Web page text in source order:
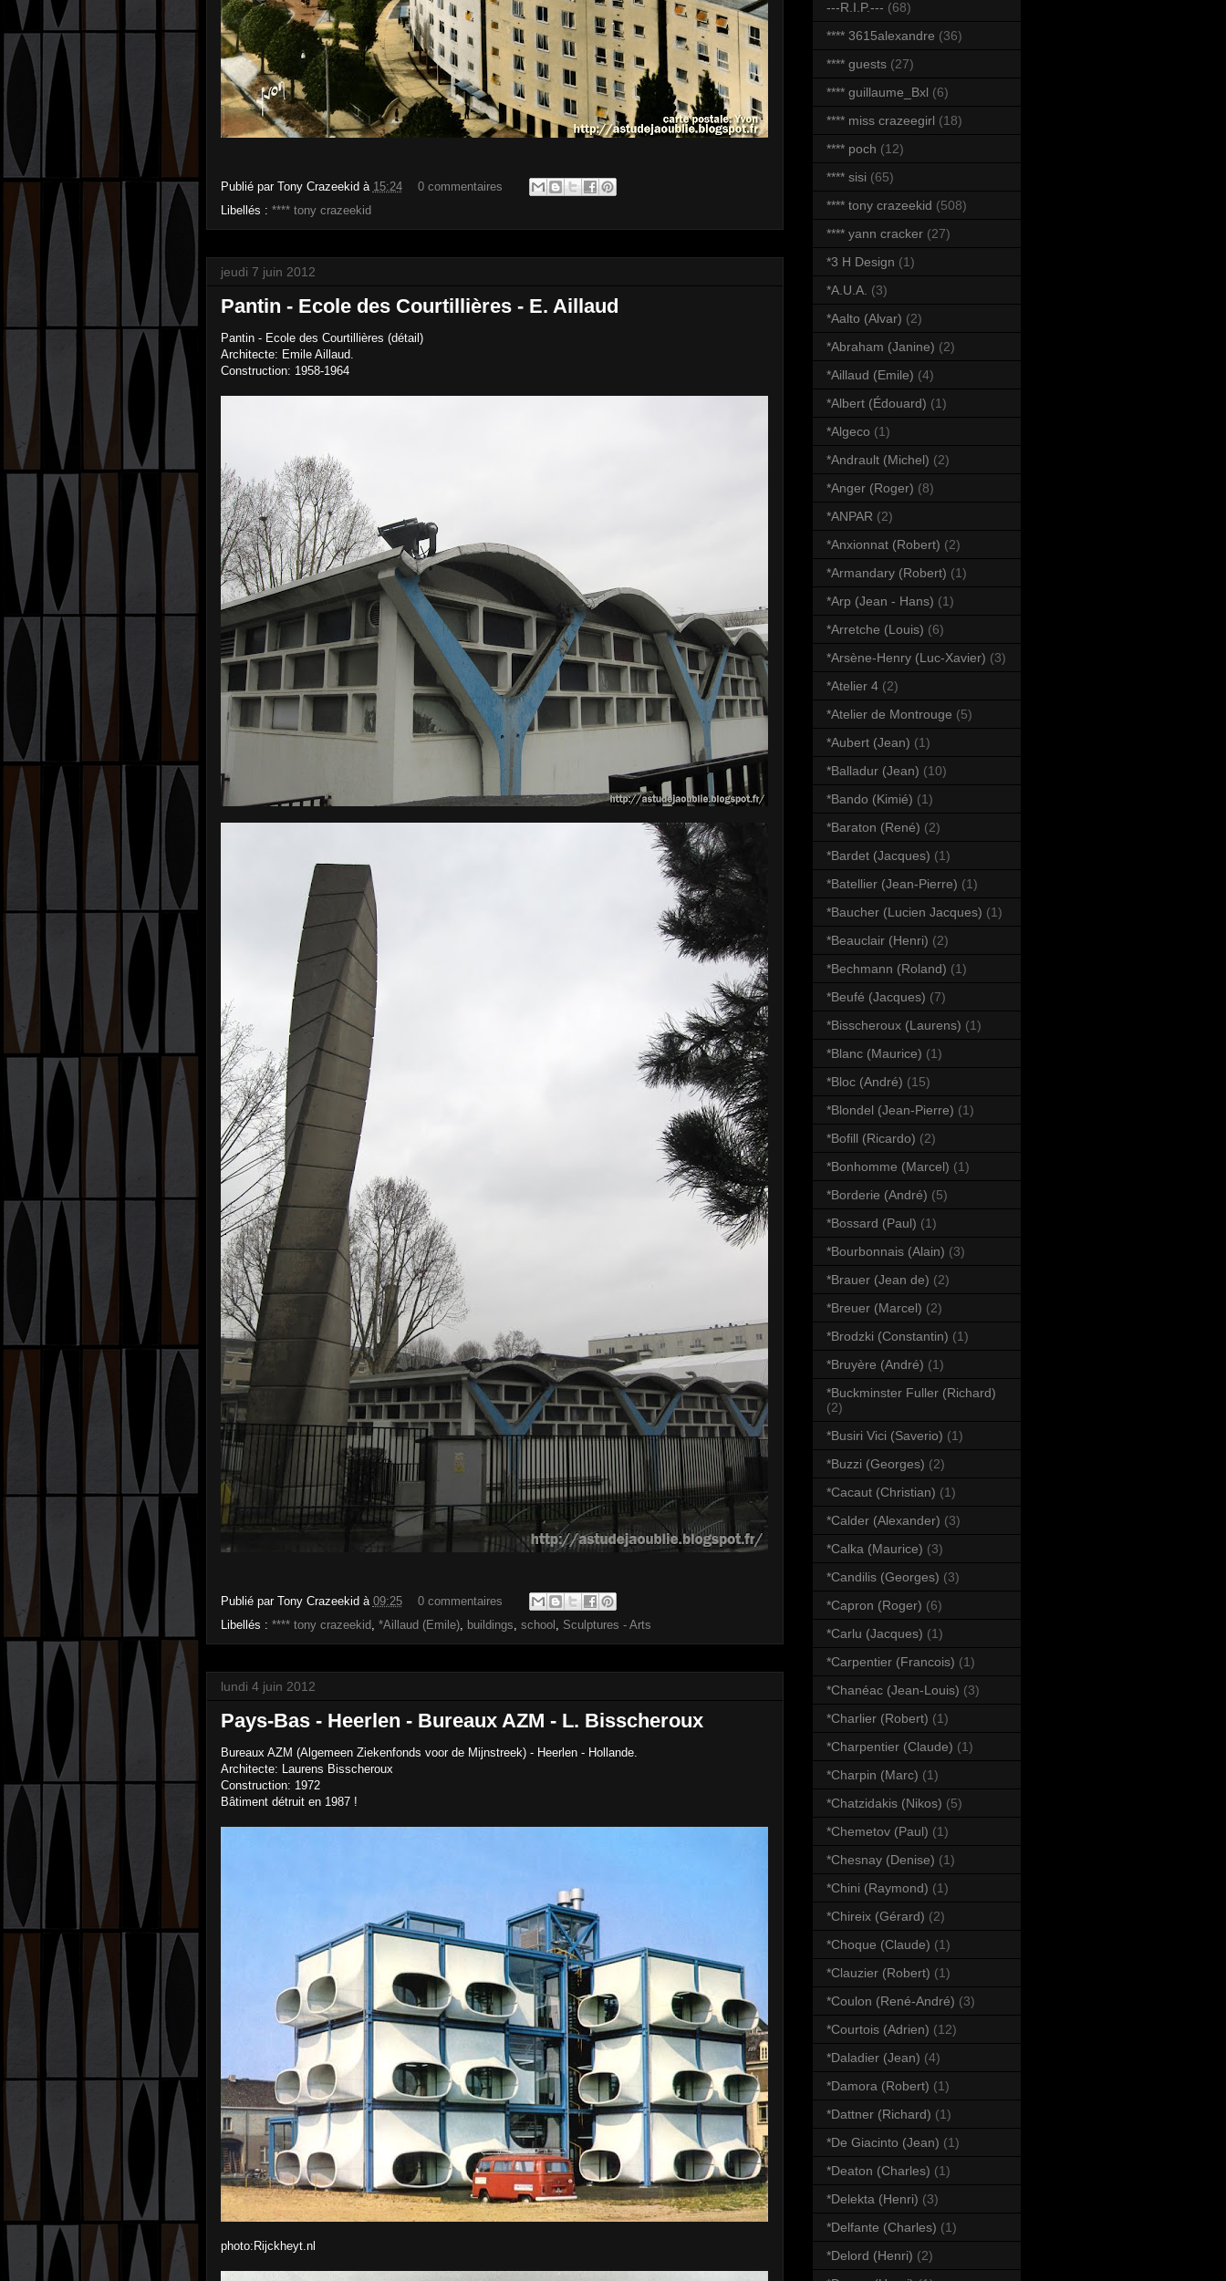
Publié par Tony Crazeekid à 15:24
0 commentaires
Libellés : **** tony crazeekid
jeudi 7 juin 2012
Pantin - Ecole des Courtillières - E. Aillaud
Pantin - Ecole des Courtillières (détail)
Architecte: Emile Aillaud.
Construction: 1958-1964
Publié par Tony Crazeekid à 09:25
0 commentaires
Libellés : **** tony crazeekid, *Aillaud (Emile), buildings, school , Sculptures - Arts
lundi 4 juin 2012
Pays-Bas - Heerlen - Bureaux AZM - L. Bisscheroux
Bureaux AZM (Algemeen Ziekenfonds voor de Mijnstreek) - Heerlen - Hollande.
Architecte: Laurens Bisscheroux
Construction: 1972
Bâtiment détruit en 1987 !
photo:Rijckheyt.nl
---R.I.P.--- (68)
**** 3615alexandre (36)
**** guests (27)
**** guillaume_Bxl (6)
**** miss crazeegirl (18)
**** poch (12)
**** sisi (65)
**** tony crazeekid (508)
**** yann cracker (27)
*3 H Design (1)
*A.U.A. (3)
*Aalto (Alvar) (2)
*Abraham (Janine) (2)
*Aillaud (Emile) (4)
*Albert (Édouard) (1)
*Algeco (1)
*Andrault (Michel) (2)
*Anger (Roger) (8)
*ANPAR (2)
*Anxionnat (Robert) (2)
*Armandary (Robert) (1)
*Arp (Jean - Hans) (1)
*Arretche (Louis) (6)
*Arsène-Henry (Luc-Xavier) (3)
*Atelier 4 (2)
*Atelier de Montrouge (5)
*Aubert (Jean) (1)
*Balladur (Jean) (10)
*Bando (Kimié) (1)
*Baraton (René) (2)
*Bardet (Jacques) (1)
*Batellier (Jean-Pierre) (1)
*Baucher (Lucien Jacques) (1)
*Beauclair (Henri) (2)
*Bechmann (Roland) (1)
*Beufé (Jacques) (7)
*Bisscheroux (Laurens) (1)
*Blanc (Maurice) (1)
*Bloc (André) (15)
*Blondel (Jean-Pierre) (1)
*Bofill (Ricardo) (2)
*Bonhomme (Marcel) (1)
*Borderie (André) (5)
*Bossard (Paul) (1)
*Bourbonnais (Alain) (3)
*Brauer (Jean de) (2)
*Breuer (Marcel) (2)
*Brodzki (Constantin) (1)
*Bruyère (André) (1)
*Buckminster Fuller (Richard)
(2)
*Busiri Vici (Saverio) (1)
*Buzzi (Georges) (2)
*Cacaut (Christian) (1)
*Calder (Alexander) (3)
*Calka (Maurice) (3)
*Candilis (Georges) (3)
*Capron (Roger) (6)
*Carlu (Jacques) (1)
*Carpentier (Francois) (1)
*Chanéac (Jean-Louis) (3)
*Charlier (Robert) (1)
*Charpentier (Claude) (1)
*Charpin (Marc) (1)
*Chatzidakis (Nikos) (5)
*Chemetov (Paul) (1)
*Chesnay (Denise) (1)
*Chini (Raymond) (1)
*Chireix (Gérard) (2)
*Choque (Claude) (1)
*Clauzier (Robert) (1)
*Coulon (René-André) (3)
*Courtois (Adrien) (12)
*Daladier (Jean) (4)
*Damora (Robert) (1)
*Dattner (Richard) (1)
*De Giacinto (Jean) (1)
*Deaton (Charles) (1)
*Delekta (Henri) (3)
*Delfante (Charles) (1)
*Delord (Henri) (2)